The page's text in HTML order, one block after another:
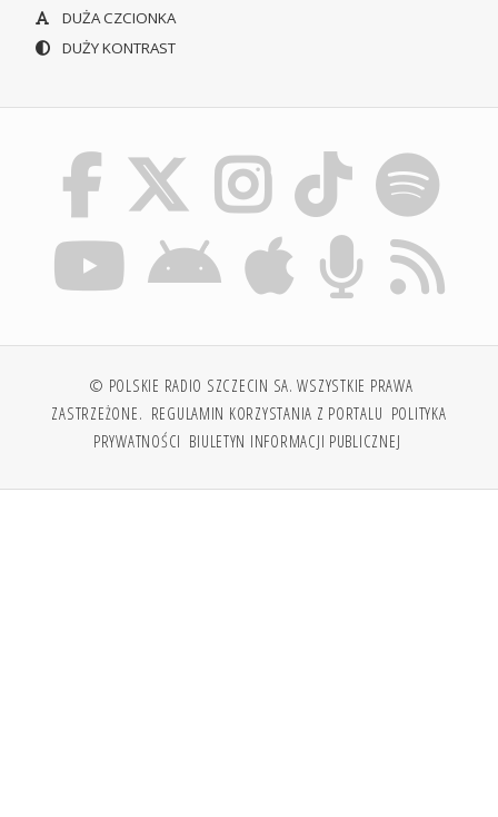
DUŻA CZCIONKA
DUŻY KONTRAST
© POLSKIE RADIO SZCZECIN SA. WSZYSTKIE PRAWA
ZASTRZEŻONE. REGULAMIN KORZYSTANIA Z PORTALU POLITYKA
PRYWATNOŚCI BIULETYN INFORMACJI PUBLICZNEJ